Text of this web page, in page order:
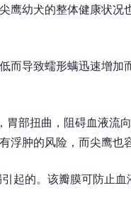
幼犬的整体健康状况
而导致蠕形螨迅速增加
部扭曲，阻碍血液流
肿的风险，而尖鹰也
起的。该瓣膜可防止